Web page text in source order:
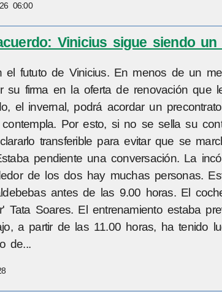
06:00
Vinicius sigue siendo un
el fututo de Vinicius. En menos de un
su firma en la oferta de renovación
el invernal, podrá acordar un
Por esto, si no se sella su
transferible para evitar que se
pendiente una conversación. La
de los dos hay muchas personas.
antes de las 9.00 horas. El
Tata Soares. El entrenamiento estaba
a partir de las 11.00 horas, ha tenido
de...